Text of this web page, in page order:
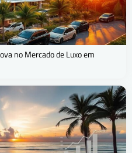
no Mercado de Luxo em